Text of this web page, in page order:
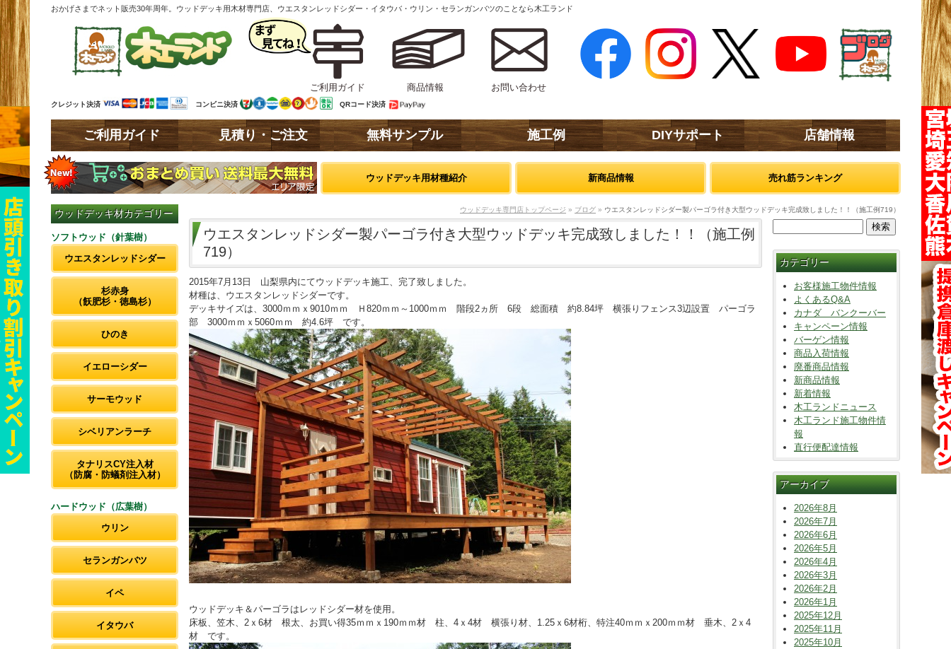
おかげさまでネット販売30年周年。ウッドデッキ用木材専門店、ウエスタンレッドシダー・イタウバ・ウリン・セランガンバツのことなら木工ランド
ご利用ガイド 商品情報 お問い合わせ
クレジット決済 コンビニ決済 QRコード決済
ご利用ガイド 見積り・ご注文 無料サンプル 施工例 DIYサポート 店舗情報
ウッドデッキ用材種紹介 新商品情報 売れ筋ランキング
ウッドデッキ材カテゴリー
ソフトウッド（針葉樹）
ウエスタンレッドシダー
杉赤身
（飫肥杉・徳島杉）
ひのき
イエローシダー
サーモウッド
シベリアンラーチ
タナリスCY注入材
（防腐・防蟻剤注入材）
ハードウッド（広葉樹）
ウリン
セランガンバツ
イペ
イタウバ
ウッドデッキ専門店トップページ » ブログ » ウエスタンレッドシダー製パーゴラ付き大型ウッドデッキ完成致しました！！（施工例719）
ウエスタンレッドシダー製パーゴラ付き大型ウッドデッキ完成致しました！！（施工例
719）
2015年7月13日 山梨県内にてウッドデッキ施工、完了致しました。
材種は、ウエスタンレッドシダーです。
デッキサイズは、3000ｍｍｘ9010ｍｍ Ｈ820ｍｍ～1000ｍｍ 階段2ヵ所 6段 総面積 約8.84坪 横張りフェンス3辺設置 パーゴラ
部 3000ｍｍｘ5060ｍｍ 約4.6坪 です。
ウッドデッキ＆パーゴラはレッドシダー材を使用。
床板、笠木、2ｘ6材 根太、お買い得35ｍｍｘ190ｍｍ材 柱、4ｘ4材 横張り材、1.25ｘ6材桁、特注40ｍｍｘ200ｍｍ材 垂木、2ｘ4
材 です。
カテゴリー
お客様施工物件情報
よくあるQ&A
カナダ バンクーバー
キャンペーン情報
バーゲン情報
商品入荷情報
廃番商品情報
新商品情報
新着情報
木工ランドニュース
木工ランド施工物件情
報
直行便配達情報
アーカイブ
2026年8月
2026年7月
2026年6月
2026年5月
2026年4月
2026年3月
2026年2月
2026年1月
2025年12月
2025年11月
2025年10月